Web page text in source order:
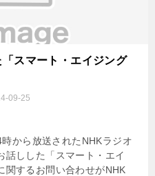
スマート・エイジング
09-25
から放送されたNHKラジオ
話しした「スマート・エイ
関するお問い合わせがNHK